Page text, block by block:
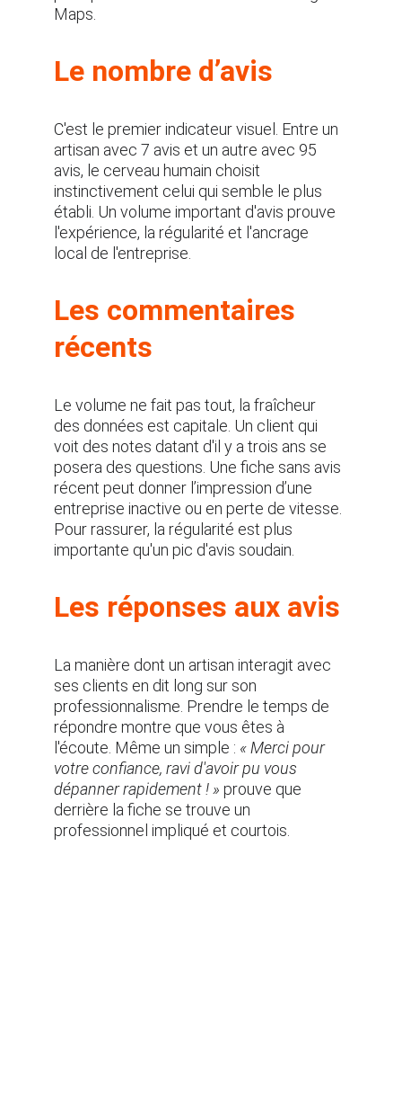
Maps.
Le nombre d’avis
C'est le premier indicateur visuel. Entre un
artisan avec 7 avis et un autre avec 95
avis, le cerveau humain choisit
instinctivement celui qui semble le plus
établi. Un volume important d'avis prouve
l'expérience, la régularité et l'ancrage
local de l'entreprise.
Les commentaires
récents
Le volume ne fait pas tout, la fraîcheur
des données est capitale. Un client qui
voit des notes datant d'il y a trois ans se
posera des questions. Une fiche sans avis
récent peut donner l’impression d’une
entreprise inactive ou en perte de vitesse.
Pour rassurer, la régularité est plus
importante qu'un pic d'avis soudain.
Les réponses aux avis
La manière dont un artisan interagit avec
ses clients en dit long sur son
professionnalisme. Prendre le temps de
répondre montre que vous êtes à
l'écoute. Même un simple : « Merci pour
votre confiance, ravi d'avoir pu vous
dépanner rapidement ! » prouve que
derrière la fiche se trouve un
professionnel impliqué et courtois.